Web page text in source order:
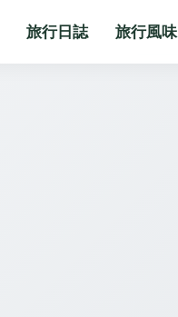
旅行日誌 旅行風味